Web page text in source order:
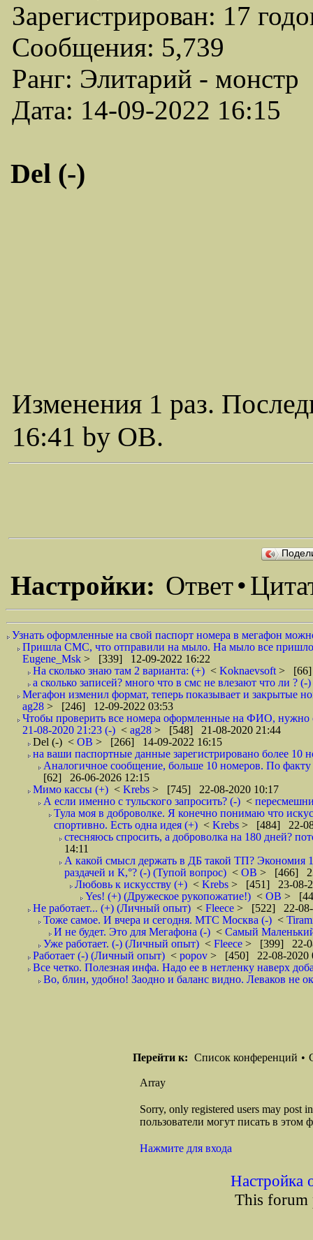
Зарегистрирован: 17
Сообщения: 5,739
Ранг: Элитарий - монстр
Дата: 14-09-2022 16:15
Del (-)
Изменения 1 раз.
16:41 by ОВ.
Настройки: Ответ•
Узнать оформленные на свой паспорт номера в мегафон
Пришла СМС, что отправили на мыло. На мыло все
Eugene_Msk > [339] 12-09-2022 16:22
На сколько знаю там 2 варианта: (+) < Koknaevsoft > [66]
а сколько записей? много что в смс не влезают что ли ? (-)
Мегафон изменил формат, теперь показывает и закрытые
ag28 > [246] 12-09-2022 03:53
Чтобы проверить все номера оформленные на ФИО,
21-08-2020 21:23 (-) < ag28 > [548] 21-08-2020 21:44
Del (-) < ОВ > [266] 14-09-2022 16:15
на ваши паспортные данные зарегистрировано более 10
Аналогичное сообщение, больше 10 номеров. По факту
[62] 26-06-2026 12:15
Мимо кассы (+) < Krebs > [745] 22-08-2020 10:17
А если именно с тульского запросить? (-) <
Тула моя в доброволке. Я конечно понимаю что
спортивно. Есть одна идея (+) < Krebs > [484] 22-
стесняюсь спросить, а доброволка на 180 дней?
14:11
А какой смысл держать в ДБ такой ТП? Экономия
раздачей и К,°? (-) (Тупой вопрос) < ОВ > [466]
Любовь к искусству (+) < Krebs > [451] 23-08-
Yes! (+) (Дружеское рукопожатие!) < ОВ >
Не работает... (+) (Личный опыт) < Fleece > [522] 22-08-
Тоже самое. И вчера и сегодня. МТС Москва (-) <
И не будет. Это для Мегафона (-) < Самый
Уже работает. (-) (Личный опыт) < Fleece > [399] 22-
Работает (-) (Личный опыт) < popov > [450] 22-08-2020
Все четко. Полезная инфа. Надо ее в нетленку наверх
Во, блин, удобно! Заодно и баланс видно. Леваков не
Перейти к: Список конференций •
Array
Sorry, only registered users may post
пользователи могут писать в этом
Нажмите для входа
Настройка
This